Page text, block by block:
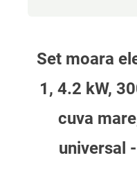
Set moara
1, 4.2 kW,
cuva
universal